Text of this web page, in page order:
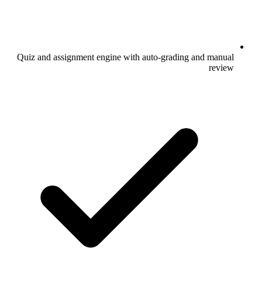
Quiz and assignment engine with auto-grading and manual
review